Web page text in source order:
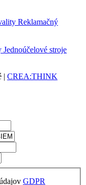
Reklamačný
Jednoúčelové stroje
| CREA:THINK
GDPR